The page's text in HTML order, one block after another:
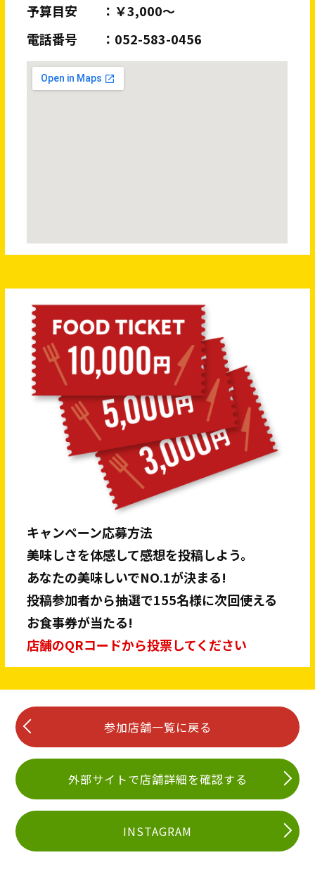
予算目安
￥3,000～
電話番号
052-583-0456
キャンペーン応募方法
美味しさを体感して感想を投稿しよう。
あなたの美味しいでNO.1が決まる!
投稿参加者から抽選で155名様に次回使える
お食事券が当たる!
店舗のQRコードから投票してください
参加店舗一覧に戻る
外部サイトで店舗詳細を確認する
INSTAGRAM